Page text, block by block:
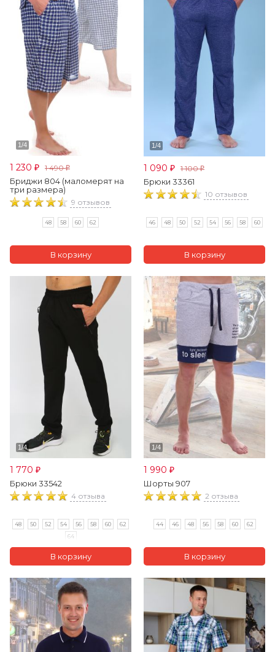
1 230 ₽ 1 490₽
Бриджи 804 (маломерят на
три размера)
9 отзывов
48 58 60 62
1 090 ₽ 1 100₽
Брюки 33361
10 отзывов
46 48 50 52 54 56 58 60
1 770 ₽
Брюки 33542
4 отзыва
48 50 52 54 56 58 60
62
64
1 990 ₽
Шорты 907
2 отзыва
44 46 48 56 58 60 62